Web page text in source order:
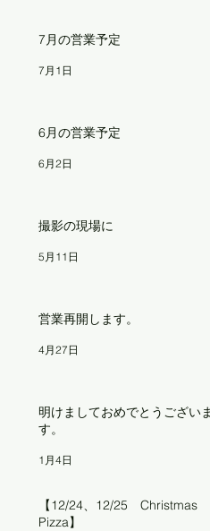
7月の営業予定
7月1日
6月の営業予定
6月2日
撮影の現場に
5月11日
営業再開します。
4月27日
明けましておめでとうございま
す。
1月4日
【12/24、12/25 Christmas
Pizza】